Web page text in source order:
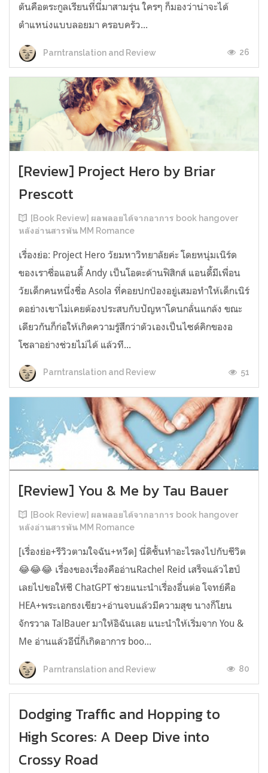
ตันคือตระกูลเรียนที่นี่มาสามรุ่น ใครๆ ก็มองว่าน่าจะได้
ตำแหน่งแบบลอยมา ครอบครัว...
Parntranslation and Review 26
[Review] Project Hero by Briar
Prescott
[Book Review] ผลพลอยได้จากอาการ book hangover
หลังอ่านสารพัน MM Romance
เรื่องย่อ: Project Hero วัยมหาวิทยาลัยค่ะ โดยหนุ่มเนิร์ด
ของเราชื่อแอนดี้ Andy เป็นโอตะด้านฟิสิกส์ แอนดี้มีเพื่อน
วัยเด็กคนหนึ่งชื่อ Asola ที่คอยปกป้องอยู่เสมอทำให้เด็กเนิร์
ดอย่างเขาไม่เคยต้องประสบกับปัญหาโดนกลั่นแกล้ง ขณะ
เดียวกันก็ก่อให้เกิดความรู้สึกว่าตัวเองเป็นไซด์คิกของอ
โซลาอย่างช่วยไม่ได้ แล้วที...
Parntranslation and Review 51
[Review] You & Me by Tau Bauer
[Book Review] ผลพลอยได้จากอาการ book hangover
หลังอ่านสารพัน MM Romance
[เรื่องย่อ+รีวิวตามใจฉัน+หวีด] นี่ดิชั้นทำอะไรลงไปกับชีวิต
😂😂😂 เรื่องของเรื่องคืออ่านRachel Reid เสร็จแล้วไฮป์
เลยไปขอให้ชี ChatGPT ช่วยแนะนำเรื่องอื่นต่อ โจทย์คือ
HEA+พระเอกธงเขียว+อ่านจบแล้วมีความสุข นางก็โยน
จักรวาล TalBauer มาให้อิฉันเลย แนะนำให้เริ่มจาก You &
Me อ่านแล้วอีนี่ก็เกิดอาการ boo...
Parntranslation and Review 80
Dodging Traffic and Hopping to
High Scores: A Deep Dive into
Crossy Road